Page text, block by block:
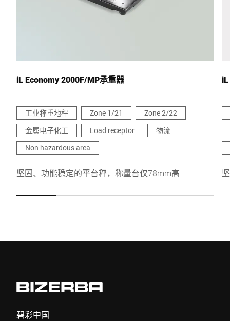
我在此确认我同意使用我的数据处理此请求。可以在
信息。 数据保护声明。 *
Anti-Robot Verification
iL Economy 2000F/MP承重器
工业称重地秤 Zone 1/21
Zone 2/22
金属电子化工
Load receptor
物流
Non hazardous area
坚固、功能稳定的平台秤，称量台仅78mm高
iL
碧彩中国